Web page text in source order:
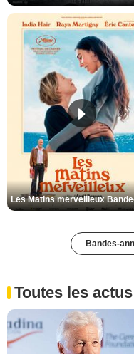
Bandes-
Toutes les